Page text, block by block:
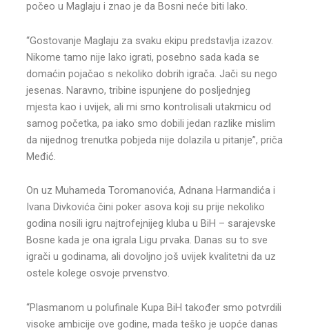
počeo u Maglaju i znao je da Bosni neće biti lako.
“Gostovanje Maglaju za svaku ekipu predstavlja izazov.
Nikome tamo nije lako igrati, posebno sada kada se
domaćin pojačao s nekoliko dobrih igrača. Jači su nego
jesenas. Naravno, tribine ispunjene do posljednjeg
mjesta kao i uvijek, ali mi smo kontrolisali utakmicu od
samog početka, pa iako smo dobili jedan razlike mislim
da nijednog trenutka pobjeda nije dolazila u pitanje”, priča
Međić.
On uz Muhameda Toromanovića, Adnana Harmandića i
Ivana Divkovića čini poker asova koji su prije nekoliko
godina nosili igru najtrofejnijeg kluba u BiH – sarajevske
Bosne kada je ona igrala Ligu prvaka. Danas su to sve
igrači u godinama, ali dovoljno još uvijek kvalitetni da uz
ostele kolege osvoje prvenstvo.
“Plasmanom u polufinale Kupa BiH također smo potvrdili
visoke ambicije ove godine, mada teško je uopće danas